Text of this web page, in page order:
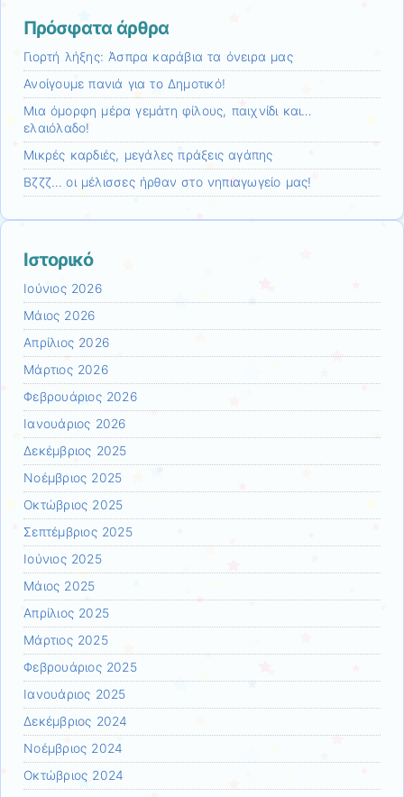
Πρόσφατα άρθρα
Γιορτή λήξης: Άσπρα καράβια τα όνειρα μας
Ανοίγουμε πανιά για το Δημοτικό!
Mια όμορφη μέρα γεμάτη φίλους, παιχνίδι και…
ελαιόλαδο!
Μικρές καρδιές, μεγάλες πράξεις αγάπης
Βζζζ… οι μέλισσες ήρθαν στο νηπιαγωγείο μας!
Ιστορικό
Ιούνιος 2026
Μάιος 2026
Απρίλιος 2026
Μάρτιος 2026
Φεβρουάριος 2026
Ιανουάριος 2026
Δεκέμβριος 2025
Νοέμβριος 2025
Οκτώβριος 2025
Σεπτέμβριος 2025
Ιούνιος 2025
Μάιος 2025
Απρίλιος 2025
Μάρτιος 2025
Φεβρουάριος 2025
Ιανουάριος 2025
Δεκέμβριος 2024
Νοέμβριος 2024
Οκτώβριος 2024